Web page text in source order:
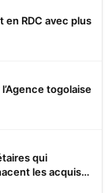
en RDC avec plus
togolaise
qui
les acquis